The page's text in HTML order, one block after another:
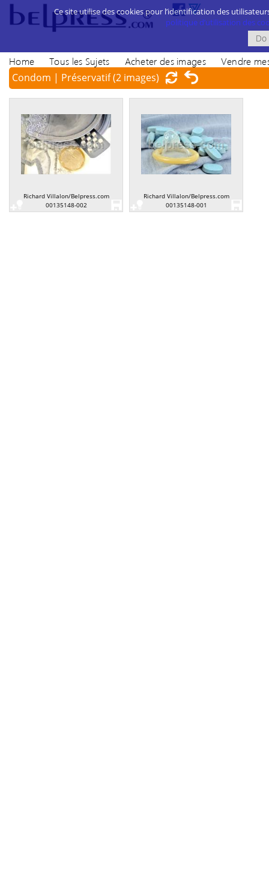
Home Tous les Sujets Acheter des images Vendre
Condom | Préservatif(2 images)
Richard Villalon/Belpress.com
00135148-002
Richard Villalon/Belpress.com
00135148-001
Ce site utilise des cookies pour l’identification des
politique d’utilisation des